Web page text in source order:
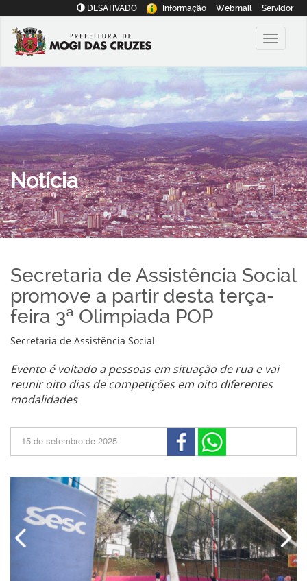
DESATIVADO Informação Webmail Servidor
Notícia
Secretaria de Assistência Social
promove a partir desta terça-
feira 3ª Olimpíada POP
Secretaria de Assistência Social
Evento é voltado a pessoas em situação de rua e vai
reunir oito dias de competições em oito diferentes
modalidades
15 de setembro de 2025